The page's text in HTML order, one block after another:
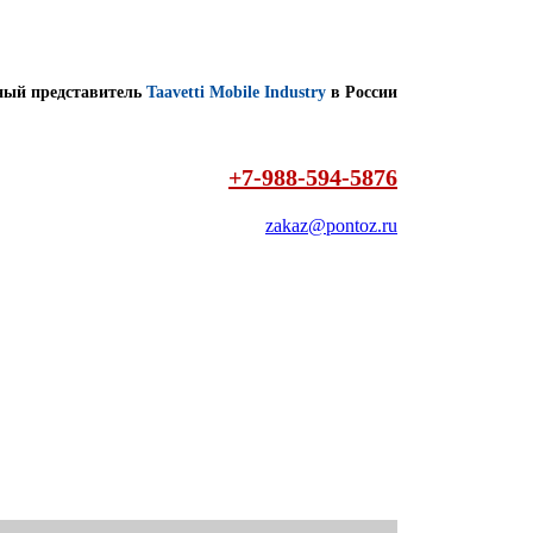
представитель Taavetti Mobile Industry в России
+7-988-594-5876
zakaz@pontoz.ru